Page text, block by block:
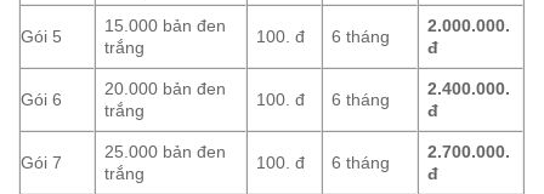
Gói 5
15.000 bản đen
trắng
100. đ 6 tháng
2.000.000.
đ
Gói 6
20.000 bản đen
trắng
100. đ 6 tháng
2.400.000.
đ
Gói 7
25.000 bản đen
trắng
100. đ 6 tháng
2.700.000.
đ